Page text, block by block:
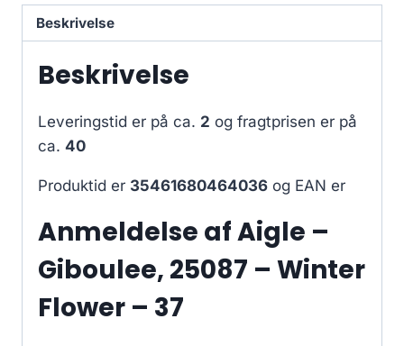
Beskrivelse
Beskrivelse
Leveringstid er på ca. 2 og fragtprisen er på
ca. 40
Produktid er 35461680464036 og EAN er
Anmeldelse af Aigle –
Giboulee, 25087 – Winter
Flower – 37